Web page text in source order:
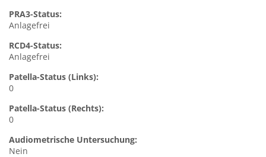
PRA3-Status:
Anlagefrei
RCD4-Status:
Anlagefrei
Patella-Status (Links):
0
Patella-Status (Rechts):
0
Audiometrische Untersuchung:
Nein